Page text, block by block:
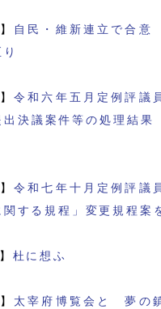
自民・維新連立で合
令和六年五月定例評議
出決議案件等の処理結果
令和七年十月定例評議
関する規程」変更規程案
杜に想ふ
太宰府博覧会と 夢の